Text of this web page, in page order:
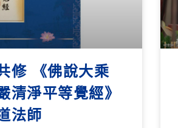
修 《佛說大乘
清淨平等覺經》
法師